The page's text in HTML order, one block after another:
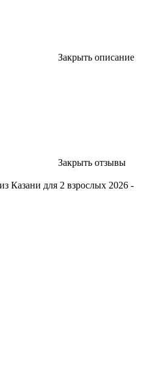
Закрыть описание
Закрыть отзывы